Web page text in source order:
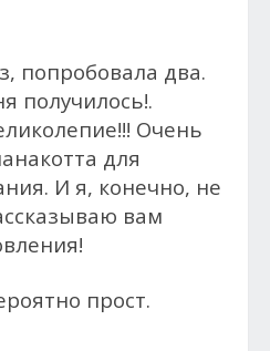
попробовала два.
получилось!.
Очень
для
И я, конечно, не
вам
прост.